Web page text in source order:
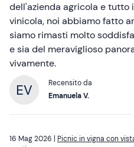
dell'azienda agricola e tutto
vinicola, noi abbiamo fatto
siamo rimasti molto
e sia del meraviglioso
vivamente.
Recensito da
Emanuela V.
16 Mag 2026 | Picnic in vigna con